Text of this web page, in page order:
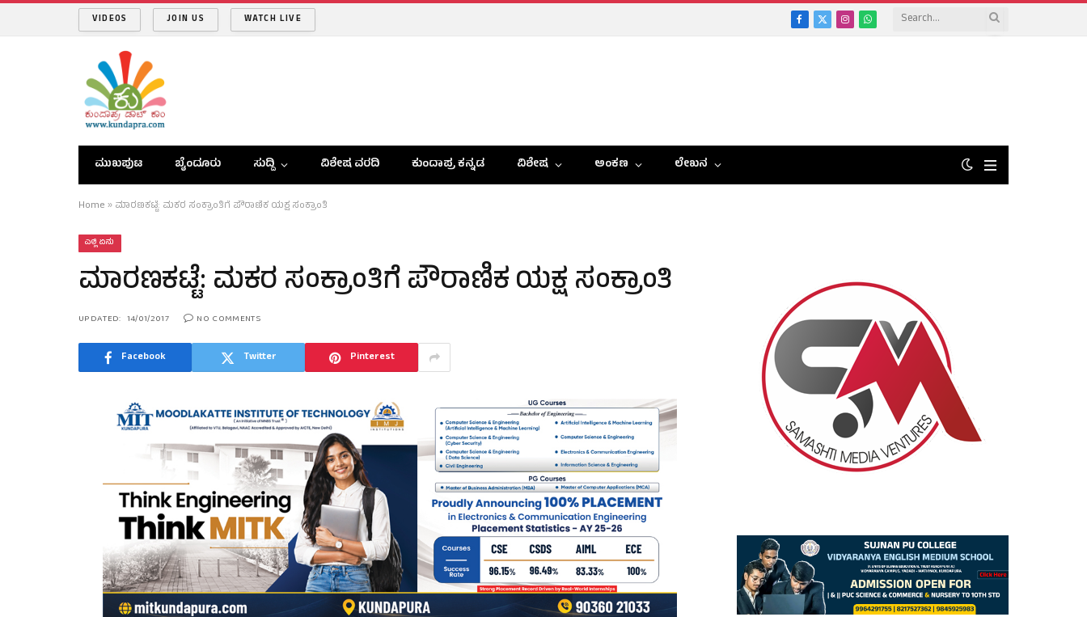
VIDEOS JOIN US WATCH LIVE Facebook
X
InstagramWhatsApp
ಮುಖಪುಟ ಬೈಂದೂರು ಸುದ್ದಿ ವಿಶೇಷ ವರದಿ ಕುಂದಾಪ್ರ ಕನ್ನಡ ವಿಶೇಷ ಅಂಕಣ ಲೇಖನ
Home » ಮಾರಣಕಟ್ಟೆ: ಮಕರ ಸಂಕ್ರಾಂತಿಗೆ ಪೌರಾಣಿಕ ಯಕ್ಷ ಸಂಕ್ರಾಂತಿ
ಎಲ್ಲಿ ಏನು
ಮಾರಣಕಟ್ಟೆ: ಮಕರ ಸಂಕ್ರಾಂತಿಗೆ ಪೌರಾಣಿಕ ಯಕ್ಷ ಸಂಕ್ರಾಂತಿ
UPDATED: 14/01/2017 NO COMMENTS
Facebook Twitter Pinterest